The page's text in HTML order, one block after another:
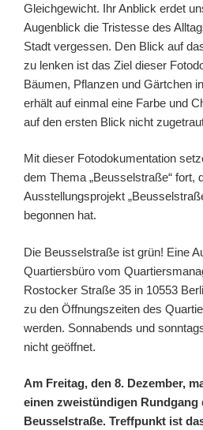
Gleichgewicht. Ihr Anblick erdet
Augenblick die Tristesse des
Stadt vergessen. Den Blick auf
zu lenken ist das Ziel dieser
Bäumen, Pflanzen und Gärtchen
erhält auf einmal eine Farbe und
auf den ersten Blick nicht
Mit dieser Fotodokumentation
dem Thema „Beusselstraße“ fort,
Ausstellungsprojekt
begonnen hat.
Die Beusselstraße ist grün! Eine
Quartiersbüro vom
Rostocker Straße 35 in 10553
zu den Öffnungszeiten des
werden. Sonnabends und
nicht geöffnet.
Am Freitag, den 8. Dezember,
einen zweistündigen Rundgang
Beusselstraße. Treffpunkt ist